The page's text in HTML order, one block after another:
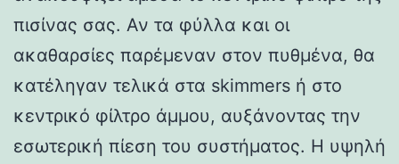
πισίνας σας. Αν τα φύλλα και οι
ακαθαρσίες παρέμεναν στον πυθμένα, θα
κατέληγαν τελικά στα skimmers ή στο
κεντρικό φίλτρο άμμου, αυξάνοντας την
εσωτερική πίεση του συστήματος. Η υψηλή